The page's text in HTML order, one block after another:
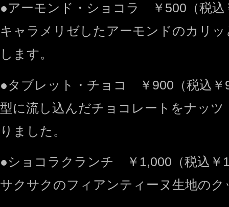
●アーモンド・ショコラ ￥500（税込
キャラメリゼしたアーモンドのカリ
します。
●タブレット・チョコ ￥900（税込￥
型に流し込んだチョコレートをナッツ
りました。
●ショコラクランチ ￥1,000（税込￥
サクサクのフィアンティーヌ生地の